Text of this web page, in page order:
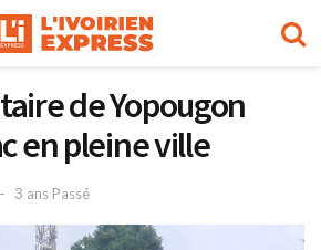
de Yopougon
en pleine ville
3 ans Passé